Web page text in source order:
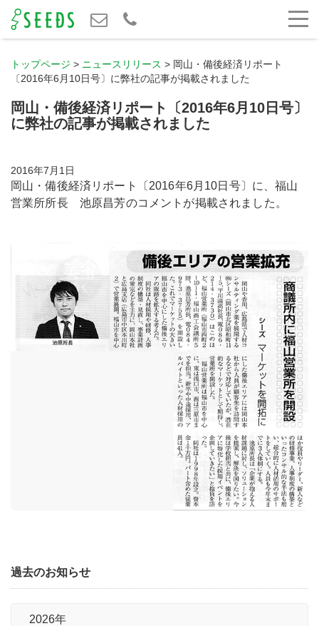
トップページ > ニュースリリース > 岡山・備後経済リポート
〔2016年6月10日号〕に弊社の記事が掲載されました
岡山・備後経済リポート〔2016年6月10日号〕
に弊社の記事が掲載されました
2016年7月1日
岡山・備後経済リポート〔2016年6月10日号〕に、福山
営業所所長 池原昌芳のコメントが掲載されました。
過去のお知らせ
2026年